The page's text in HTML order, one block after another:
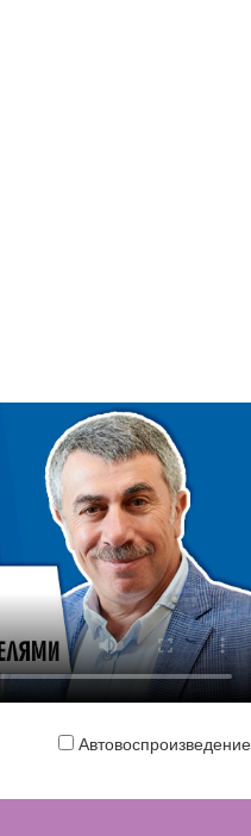
Автовоспроизведение